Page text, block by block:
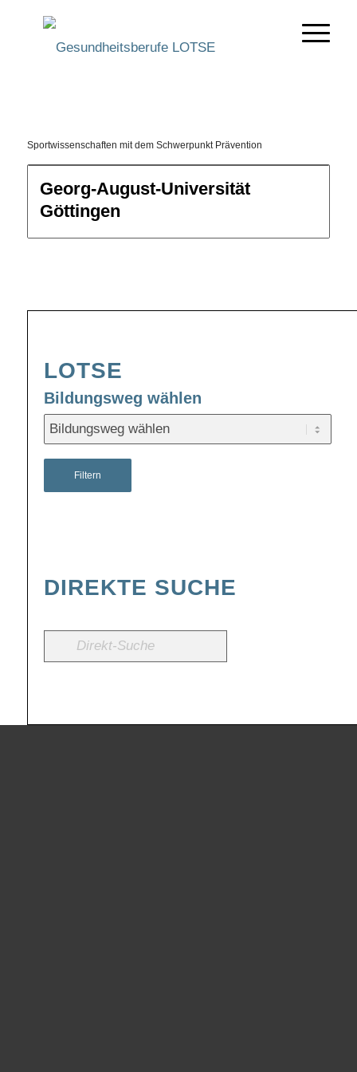
Bildungsweg wählen
Sportwissenschaften mit dem Schwerpunkt Prävention
Georg-August-Universität
Göttingen
LOTSE
Bildungsweg wählen
Filtern
DIREKTE SUCHE